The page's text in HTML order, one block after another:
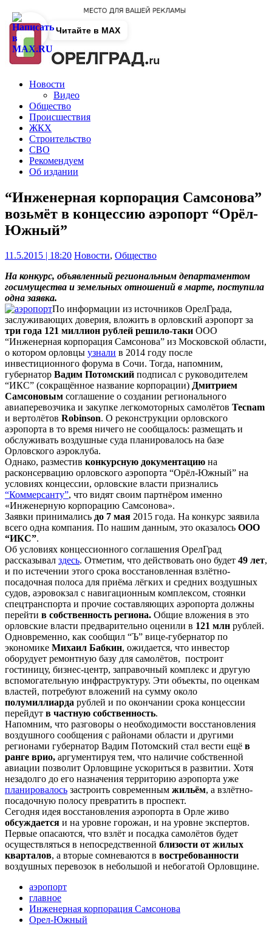
Новости
Видео
Общество
Происшествия
ЖКХ
Строительство
СВО
Рекомендуем
Об издании
“Инженерная корпорация Самсонова”
возьмёт в концессию аэропорт “Орёл-
Южный”
11.5.2015 | 18:20 Новости, Общество
На конкурс, объявленный региональным департаментом
госимущества и земельных отношений в марте, поступила
одна заявка.
По информации из источников ОрелГрада,
заслуживающих доверия, вложить в орловский аэропорт за
три года 121 миллион рублей решило-таки ООО
“Инженерная корпорация Самсонова” из Московской области,
о котором орловцы узнали в 2014 году после
инвестиционного форума в Сочи. Тогда, напомним,
губернатор Вадим Потомский подписал с руководителем
“ИКС” (сокращённое название корпорации) Дмитрием
Самсоновым соглашение о создании регионального
авиаперевозчика и закупке легкомоторных самолётов Tecnam
и вертолётов Robinson. О реконструкции орловского
аэропорта в то время ничего не сообщалось: размещать и
обслуживать воздушные суда планировалось на базе
Орловского аэроклуба.
Однако, разместив конкурсную документацию на
расконсервацию орловского аэропорта “Орёл-Южный” на
условиях концессии, орловские власти признались
“Коммерсанту”, что видят своим партнёром именно
«Инженерную корпорацию Самсонова».
Заявки принимались до 7 мая 2015 года. На конкурс заявила
всего одна компания. По нашим данным, это оказалось ООО
“ИКС”.
Об условиях концессионного соглашения ОрелГрад
рассказывал здесь. Отметим, что действовать оно будет 49 лет,
и по истечении этого срока восстановленная взлётно-
посадочная полоса для приёма лёгких и средних воздушных
судов, аэровокзал с навигационным комплексом, стоянки
спецтранспорта и прочие составляющих аэропорта должны
перейти в собственность региона. Общие вложения в это
орловские власти предварительно оценили в 121 млн рублей.
Одновременно, как сообщил “Ъ” вице-губернатор по
экономике Михаил Бабкин, ожидается, что инвестор
оборудует ремонтную базу для самолётов, построит
гостиницу, бизнес-центр, заправочный комплекс и другую
вспомогательную инфраструктуру. Эти объекты, по оценкам
властей, потребуют вложений на сумму около
полумиллиарда рублей и по окончании срока концессии
перейдут в частную собственность.
Напомним, что разговоры о необходимости восстановления
воздушного сообщения с районами области и другими
регионами губернатор Вадим Потомский стал вести ещё в
ранге врио, аргументируя тем, что наличие собственной
авиации позволит Орловщине ускориться в развитии. Хотя
незадолго до его назначения территорию аэропорта уже
планировалось застроить современным жильём, а взлётно-
посадочную полосу превратить в проспект.
Сегодня идея восстановления аэропорта в Орле живо
обсуждается и на уровне горожан, и на уровне экспертов.
Первые опасаются, что взлёт и посадка самолётов будет
осуществляться в непосредственной близости от жилых
кварталов, а вторые сомневаются в востребованности
воздушных перевозок в небольшой и небогатой Орловщине.
аэропорт
главное
Инженерная корпорация Самсонова
Орел-Южный
Читайте в MAX